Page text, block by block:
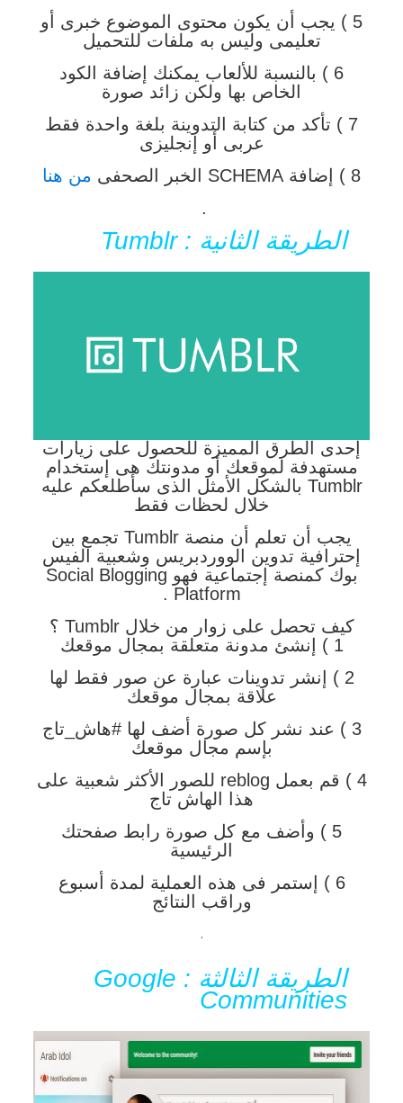
5 ) يجب أن يكون محتوى الموضوع خبرى أو
تعليمى وليس به ملفات للتحميل
6 ) بالنسبة للألعاب يمكنك إضافة الكود
الخاص بها ولكن زائد صورة
7 ) تأكد من كتابة التدوينة بلغة واحدة فقط
عربى أو إنجليزى
8 ) إضافة SCHEMA الخبر الصحفى
من هنا
.
الطريقة الثانية : Tumblr
إحدى الطرق المميزة للحصول على زيارات
مستهدفة لموقعك أو مدونتك هى إستخدام
Tumblr بالشكل الأمثل الذى سأطلعكم عليه
خلال لحظات فقط
يجب أن تعلم أن منصة Tumblr تجمع بين
إحترافية تدوين الووردبريس وشعبية الفيس
بوك كمنصة إجتماعية فهو Social Blogging
Platform .
كيف تحصل على زوار من خلال Tumblr ؟
1 ) إنشئ مدونة متعلقة بمجال موقعك
2 ) إنشر تدوينات عبارة عن صور فقط لها
علاقة بمجال موقعك
3 ) عند نشر كل صورة أضف لها #هاش_تاج
بإسم مجال موقعك
4 ) قم بعمل reblog للصور الأكثر شعبية على
هذا الهاش تاج
5 ) وأضف مع كل صورة رابط صفحتك
الرئيسية
6 ) إستمر فى هذه العملية لمدة أسبوع
وراقب النتائج
.
الطريقة الثالثة : Google
Communities